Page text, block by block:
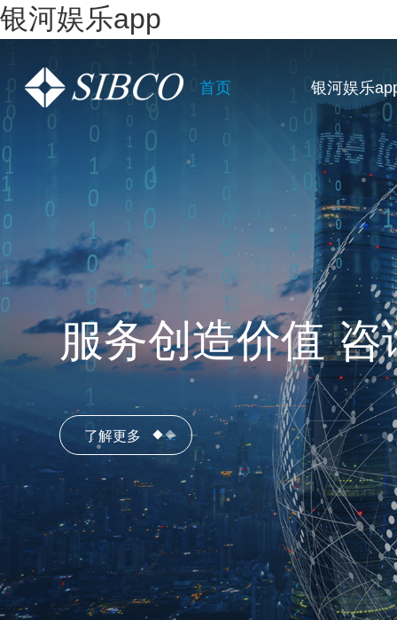
银河娱乐app
首页 银河娱乐
一站式全链条企
了解更多